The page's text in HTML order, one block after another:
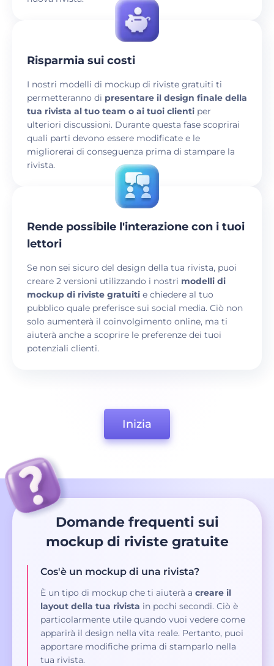
Risparmia sui costi
I nostri modelli di mockup di riviste gratuiti ti
permetteranno di presentare il design finale della
tua rivista al tuo team o ai tuoi clienti per
ulteriori discussioni. Durante questa fase scoprirai
quali parti devono essere modificate e le
migliorerai di conseguenza prima di stampare la
rivista.
Rende possibile l'interazione con i tuoi
lettori
Se non sei sicuro del design della tua rivista, puoi
creare 2 versioni utilizzando i nostri modelli di
mockup di riviste gratuiti e chiedere al tuo
pubblico quale preferisce sui social media. Ciò non
solo aumenterà il coinvolgimento online, ma ti
aiuterà anche a scoprire le preferenze dei tuoi
potenziali clienti.
Inizia
Domande frequenti sui
mockup di riviste gratuite
Cos'è un mockup di una rivista?
È un tipo di mockup che ti aiuterà a creare il
layout della tua rivista in pochi secondi. Ciò è
particolarmente utile quando vuoi vedere come
apparirà il design nella vita reale. Pertanto, puoi
apportare modifiche prima di stamparlo nella
tua rivista.